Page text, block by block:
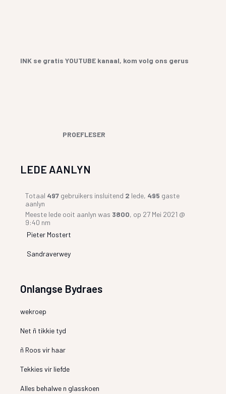
INK se gratis YOUTUBE kanaal, kom volg ons gerus
PROEFLESER
LEDE AANLYN
Totaal 497 gebruikers insluitend 2 lede, 495 gaste
aanlyn
Meeste lede ooit aanlyn was 3800, op 27 Mei 2021 @
9:40 nm
Pieter Mostert
Sandraverwey
Onlangse Bydraes
wekroep
Net ñ tikkie tyd
ñ Roos vir haar
Tekkies vir liefde
Alles behalwe n glasskoen